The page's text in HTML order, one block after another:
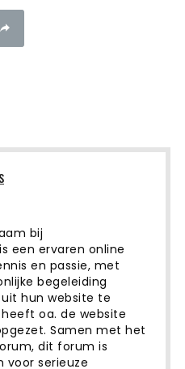
bij
een ervaren online
en passie, met
begeleiding
hun website te
oa. de website
Samen met het
dit forum is
voor serieuze